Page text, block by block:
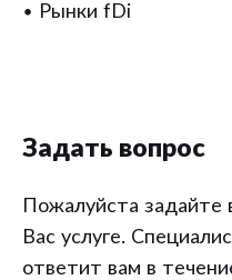
• Рынки fDi
Задать вопрос
Пожалуйста
Вас услуге.
ответит вам в